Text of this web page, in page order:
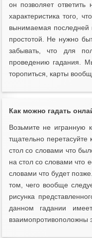
он позволяет
характеристика того,
вынимаемая последней
простотой. Не нужно
забывать, что для
проведению гадания.
торопиться, карты
Как можно гадать
Возьмите не игранную
тщательно перетасуйте
стол со словами что
на стол со словами что
словами что будет
том, чего вообще
рисунка
данном гадании
взаимопротивоположны